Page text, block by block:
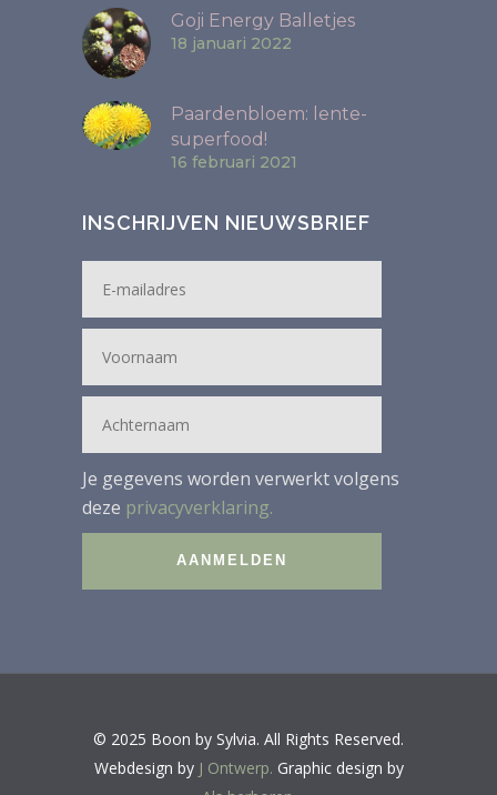
Goji Energy Balletjes
18 januari 2022
Paardenbloem: lente-
superfood!
16 februari 2021
INSCHRIJVEN NIEUWSBRIEF
Je gegevens worden verwerkt volgens
deze privacyverklaring.
© 2025 Boon by Sylvia. All Rights Reserved.
Webdesign by J Ontwerp. Graphic design by